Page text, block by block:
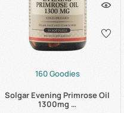
160 Goodies
Solgar Evening Primrose Oil
1300mg …